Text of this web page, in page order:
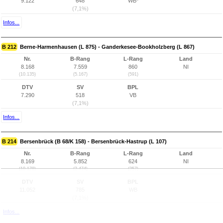
(7,1%)
Infos...
B 212 Berne-Harmenhausen (L 875) - Ganderkesee-Bookholzberg (L 867)
Nr.
8.168
(10.135)
B-Rang
7.559
(5.167)
L-Rang
860
(591)
Land
NI
DTV
7.290
SV
518
(7,1%)
BPL
VB
Infos...
B 214 Bersenbrück (B 68/K 158) - Bersenbrück-Hastrup (L 107)
Nr.
8.169
(10.178)
B-Rang
5.852
(3.474)
L-Rang
624
(357)
Land
NI
Infos...